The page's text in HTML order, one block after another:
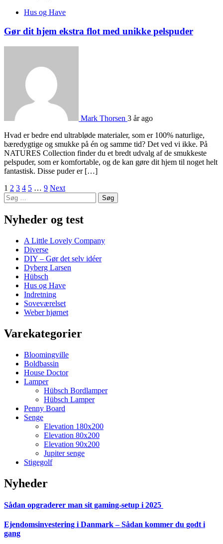
Hus og Have
Gør dit hjem ekstra flot med unikke pelspuder
Mark Thorsen 3 år ago
Hvad er bedre end ultrabløde materialer, som er 100% naturlige,
bæredygtige og smukke på én og samme tid? Det ved vi ikke. På
NATURES Collection finder du et bredt udvalg af de smukkeste
pelspuder, som er komfortable, og de kan gøre dit hjem til noget helt
fantastisk. Disse puder er […]
Navigation
til
indlæg
1 2 3 4 5 … 9 Next
Søg
efter:
Nyheder og test
A Little Lovely Company
Diverse
DIY – Gør det selv idéer
Dyberg Larsen
Hübsch
Hus og Have
Indretning
Soveværelset
Weber hjørnet
Varekategorier
Bloomingville
Boldbassin
House Doctor
Lamper
Hübsch Bordlamper
Hübsch Lamper
Penny Board
Senge
Elevation 180x200
Elevation 80x200
Elevation 90x200
Jupiter senge
Stigegolf
Nyheder
Sådan opgraderer man sit gaming-setup i 2025
Ejendomsinvestering i Danmark – Sådan kommer du godt i
gang